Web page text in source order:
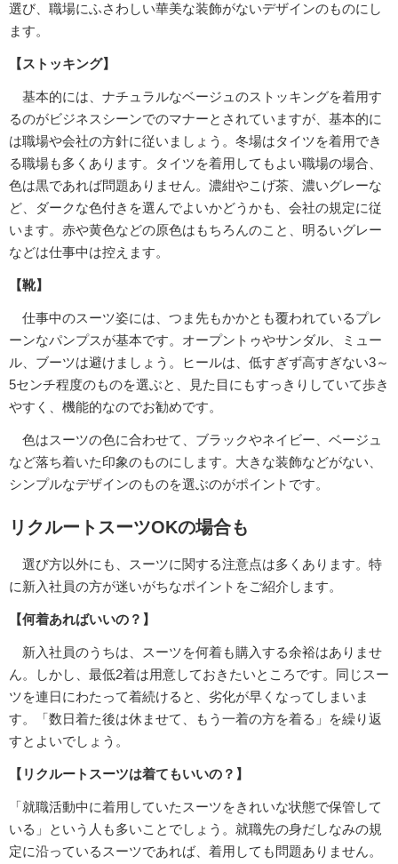
選び、職場にふさわしい華美な装飾がないデザインのものにし
ます。
【ストッキング】
基本的には、ナチュラルなベージュのストッキングを着用す
るのがビジネスシーンでのマナーとされていますが、基本的に
は職場や会社の方針に従いましょう。冬場はタイツを着用でき
る職場も多くあります。タイツを着用してもよい職場の場合、
色は黒であれば問題ありません。濃紺やこげ茶、濃いグレーな
ど、ダークな色付きを選んでよいかどうかも、会社の規定に従
います。赤や黄色などの原色はもちろんのこと、明るいグレー
などは仕事中は控えます。
【靴】
仕事中のスーツ姿には、つま先もかかとも覆われているプレ
ーンなパンプスが基本です。オープントゥやサンダル、ミュー
ル、ブーツは避けましょう。ヒールは、低すぎず高すぎない3～
5センチ程度のものを選ぶと、見た目にもすっきりしていて歩き
やすく、機能的なのでお勧めです。
色はスーツの色に合わせて、ブラックやネイビー、ベージュ
など落ち着いた印象のものにします。大きな装飾などがない、
シンプルなデザインのものを選ぶのがポイントです。
リクルートスーツOKの場合も
選び方以外にも、スーツに関する注意点は多くあります。特
に新入社員の方が迷いがちなポイントをご紹介します。
【何着あればいいの？】
新入社員のうちは、スーツを何着も購入する余裕はありませ
ん。しかし、最低2着は用意しておきたいところです。同じスー
ツを連日にわたって着続けると、劣化が早くなってしまいま
す。「数日着た後は休ませて、もう一着の方を着る」を繰り返
すとよいでしょう。
【リクルートスーツは着てもいいの？】
「就職活動中に着用していたスーツをきれいな状態で保管して
いる」という人も多いことでしょう。就職先の身だしなみの規
定に沿っているスーツであれば、着用しても問題ありません。